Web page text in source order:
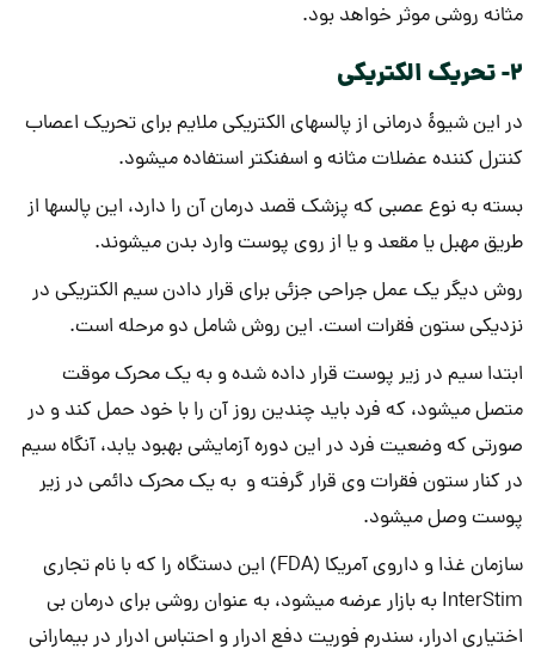
مثانه روشی موثر خواهد بود.
2- تحریک الکتریکی
در این شیوۀ درمانی از پالسهای الکتریکی ملایم برای تحریک اعصاب
کنترل کننده عضلات مثانه و اسفنکتر استفاده می­شود.
بسته به نوع عصبی که پزشک قصد درمان آن را دارد، این پالس­ها از
طریق مهبل یا مقعد و یا از روی پوست وارد بدن می­شوند.
روش دیگر یک عمل جراحی جزئی برای قرار دادن سیم الکتریکی در
نزدیکی ستون فقرات است. این روش شامل دو مرحله است.
ابتدا سیم در زیر پوست قرار داده شده و به یک محرک موقت
متصل می­شود، که فرد باید چندین روز آن را با خود حمل کند و در
صورتی که وضعیت فرد در این دوره آزمایشی بهبود یابد، آنگاه سیم
در کنار ستون فقرات وی قرار گرفته و به یک محرک دائمی در زیر
پوست وصل می­شود.
سازمان غذا و داروی آمریکا (FDA) این دستگاه را که با نام تجاری
InterStim به بازار عرضه می­شود، به عنوان روشی برای درمان بی
اختیاری ادرار، سندرم فوریت دفع ادرار و احتباس ادرار در بیمارانی